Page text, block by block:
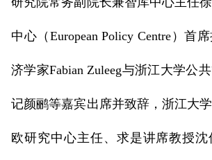
中心（European Policy Centre）首
济学家Fabian Zuleeg与浙江大学公
记颜鹂等嘉宾出席并致辞，浙江大
欧研究中心主任、求是讲席教授